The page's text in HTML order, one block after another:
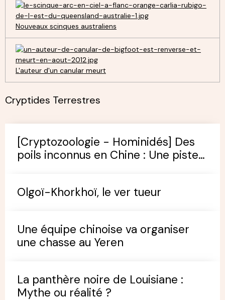
Nouveaux scinques australiens
L'auteur d'un canular meurt
Cryptides Terrestres
[Cryptozoologie - Hominidés] Des
poils inconnus en Chine : Une piste
Olgoï-Khorkhoï, le ver tueur
Une équipe chinoise va organiser
une chasse au Yeren
La panthère noire de Louisiane :
Mythe ou réalité ?